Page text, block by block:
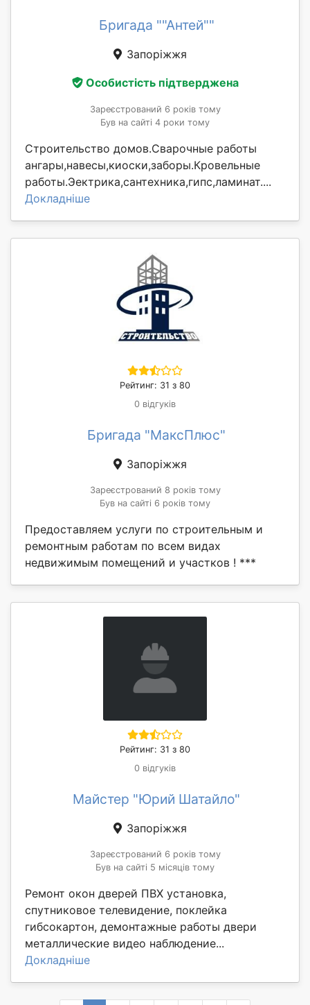
Бригада ""Антей""
Запоріжжя
Особистість підтверджена
Зареєстрований 6 років тому
Був на сайті 4 роки тому
Строительство домов.Сварочные работы
ангары,навесы,киоски,заборы.Кровельные
работы.Эектрика,сантехника,гипс,ламинат....
Докладніше
Рейтинг: 31 з 80
0 відгуків
Бригада "МаксПлюс"
Запоріжжя
Зареєстрований 8 років тому
Був на сайті 6 років тому
Предоставляем услуги по строительным и
ремонтным работам по всем видах
недвижимым помещений и участков ! ***
Рейтинг: 31 з 80
0 відгуків
Майстер "Юрий Шатайло"
Запоріжжя
Зареєстрований 6 років тому
Був на сайті 5 місяців тому
Ремонт окон дверей ПВХ установка,
спутниковое телевидение, поклейка
гибсокартон, демонтажные работы двери
металлические видео наблюдение...
Докладніше